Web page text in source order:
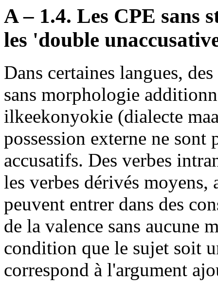
A – 1.4. Les CPE sans
les 'double
Dans certaines langues,
sans morphologie
ilkeekonyokie (dialecte
possession externe ne sont
accusatifs. Des verbes
les verbes dérivés
peuvent entrer dans des
de la valence sans aucune
condition que le sujet soit
correspond à l'argument